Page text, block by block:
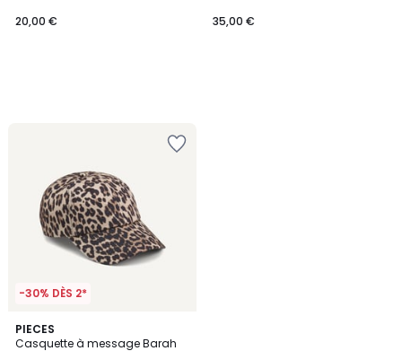
20,00 €
35,00 €
-30% DÈS 2*
PIECES
Casquette à message Barah
3